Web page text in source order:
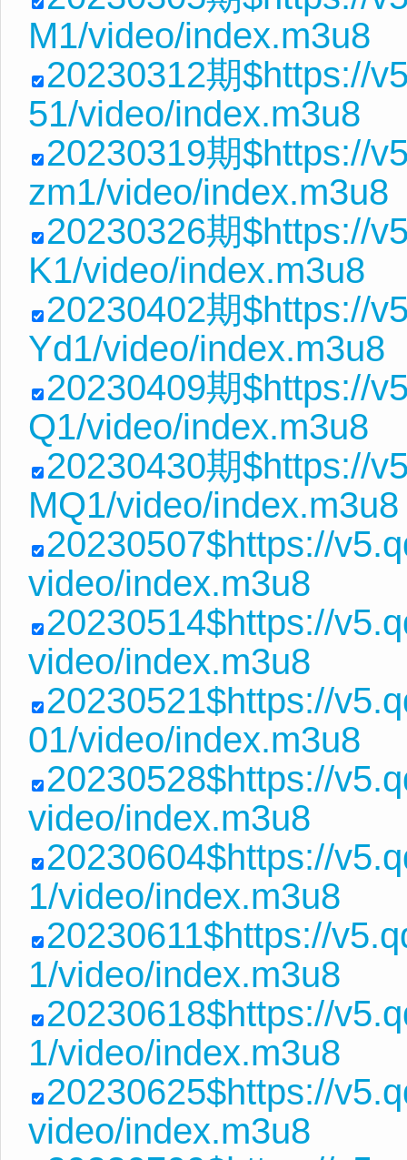
M1/video/index.m3u8
20230312期$https://
51/video/index.m3u8
20230319期$https://
zm1/video/index.m3u8
20230326期$https://
K1/video/index.m3u8
20230402期$https://
Yd1/video/index.m3u8
20230409期$https://
Q1/video/index.m3u8
20230430期$https://
MQ1/video/index.m3u8
20230507$https://
video/index.m3u8
20230514$https://
video/index.m3u8
20230521$https://
01/video/index.m3u8
20230528$https://
video/index.m3u8
20230604$https://
1/video/index.m3u8
20230611$https://
1/video/index.m3u8
20230618$https://
1/video/index.m3u8
20230625$https://
video/index.m3u8